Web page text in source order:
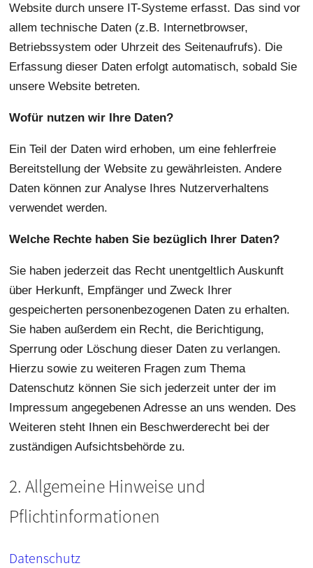
Website durch unsere IT-Systeme erfasst. Das sind vor
allem technische Daten (z.B. Internetbrowser,
Betriebssystem oder Uhrzeit des Seitenaufrufs). Die
Erfassung dieser Daten erfolgt automatisch, sobald Sie
unsere Website betreten.
Wofür nutzen wir Ihre Daten?
Ein Teil der Daten wird erhoben, um eine fehlerfreie
Bereitstellung der Website zu gewährleisten. Andere
Daten können zur Analyse Ihres Nutzerverhaltens
verwendet werden.
Welche Rechte haben Sie bezüglich Ihrer Daten?
Sie haben jederzeit das Recht unentgeltlich Auskunft
über Herkunft, Empfänger und Zweck Ihrer
gespeicherten personenbezogenen Daten zu erhalten.
Sie haben außerdem ein Recht, die Berichtigung,
Sperrung oder Löschung dieser Daten zu verlangen.
Hierzu sowie zu weiteren Fragen zum Thema
Datenschutz können Sie sich jederzeit unter der im
Impressum angegebenen Adresse an uns wenden. Des
Weiteren steht Ihnen ein Beschwerderecht bei der
zuständigen Aufsichtsbehörde zu.
2. Allgemeine Hinweise und
Pflichtinformationen
Datenschutz